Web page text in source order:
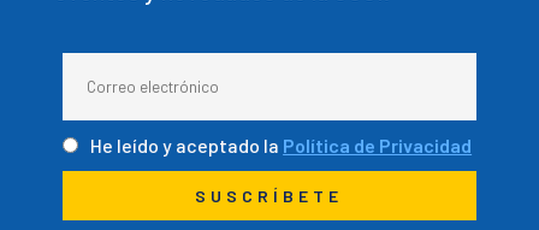
He leído y aceptado la Política de Privacidad